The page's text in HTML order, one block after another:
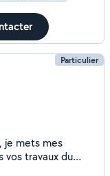
Particulier
vos travaux du